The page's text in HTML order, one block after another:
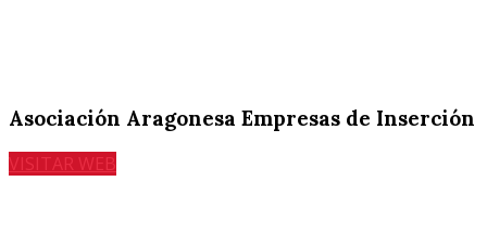
Asociación Aragonesa Empresas de Inserción
VISITAR WEB